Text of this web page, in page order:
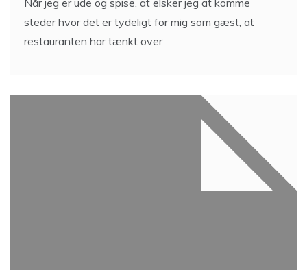
Når jeg er ude og spise, at elsker jeg at komme
steder hvor det er tydeligt for mig som gæst, at
restauranten har tænkt over